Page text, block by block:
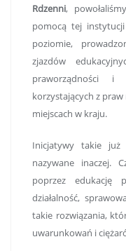
Rdzenni,
pomocą tej
poziomie,
zjazdów
praworządności i
korzystających z
miejscach w kraju.
Inicjatywy takie już
nazywane inaczej.
poprzez edukację
działalność,
takie rozwiązania,
uwarunkowań i